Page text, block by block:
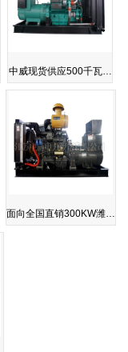
中威现货供应500千瓦…
面向全国直销300KW潍…